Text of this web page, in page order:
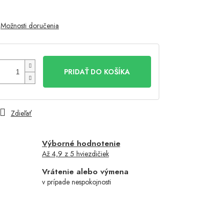
Možnosti doručenia
PRIDAŤ DO KOŠÍKA
Výborné hodnotenie
Až 4,9 z 5 hviezdičiek
Vrátenie alebo výmena
v prípade nespokojnosti
Zdieľať